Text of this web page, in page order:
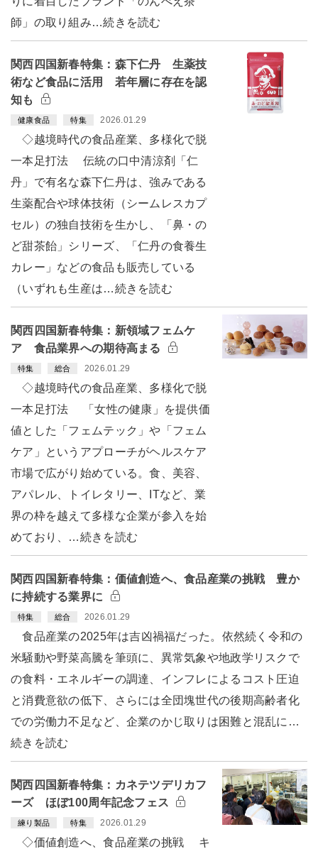
師」の取り組み…続きを読む
関西四国新春特集：森下仁丹 生薬技
術など食品に活用 若年層に存在を認
知も
健康食品 特集 2026.01.29
◇越境時代の食品産業、多様化で脱
一本足打法 伝統の口中清涼剤「仁
丹」で有名な森下仁丹は、強みである
生薬配合や球体技術（シームレスカプ
セル）の独自技術を生かし、「鼻・の
ど甜茶飴」シリーズ、「仁丹の食養生
カレー」などの食品も販売している
（いずれも生産は…続きを読む
関西四国新春特集：新領域フェムケ
ア 食品業界への期待高まる
特集 総合 2026.01.29
◇越境時代の食品産業、多様化で脱
一本足打法 「女性の健康」を提供価
値とした「フェムテック」や「フェム
ケア」というアプローチがヘルスケア
市場で広がり始めている。食、美容、
アパレル、トイレタリー、ITなど、業
界の枠を越えて多様な企業が参入を始
めており、…続きを読む
関西四国新春特集：価値創造へ、食品産業の挑戦 豊か
に持続する業界に
特集 総合 2026.01.29
食品産業の2025年は吉凶禍福だった。依然続く令和の
米騒動や野菜高騰を筆頭に、異常気象や地政学リスクで
の食料・エネルギーの調達、インフレによるコスト圧迫
と消費意欲の低下、さらには全団塊世代の後期高齢者化
での労働力不足など、企業のかじ取りは困難と混乱に…
続きを読む
関西四国新春特集：カネテツデリカフ
ーズ ほぼ100周年記念フェス
練り製品 特集 2026.01.29
◇価値創造へ、食品産業の挑戦 キ